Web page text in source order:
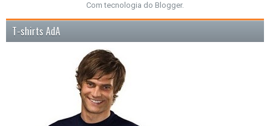
Com tecnologia do Blogger.
T-shirts AdA